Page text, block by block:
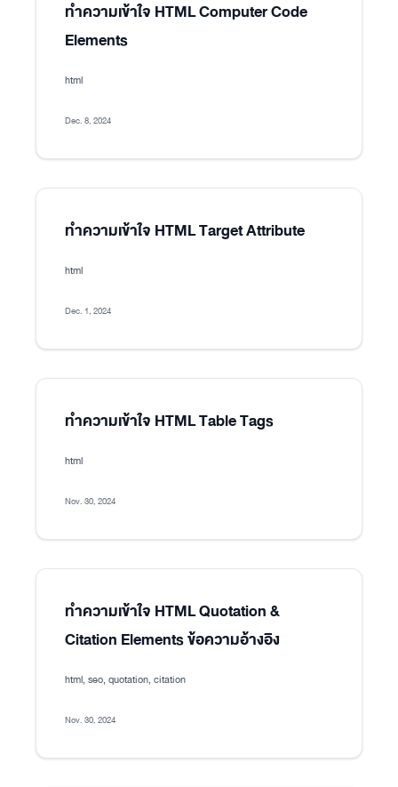
ทำความเข้าใจ HTML Computer Code
Elements
html
Dec. 8, 2024
ทำความเข้าใจ HTML Target Attribute
html
Dec. 1, 2024
ทำความเข้าใจ HTML Table Tags
html
Nov. 30, 2024
ทำความเข้าใจ HTML Quotation &
Citation Elements ข้อความอ้างอิง
html, seo, quotation, citation
Nov. 30, 2024